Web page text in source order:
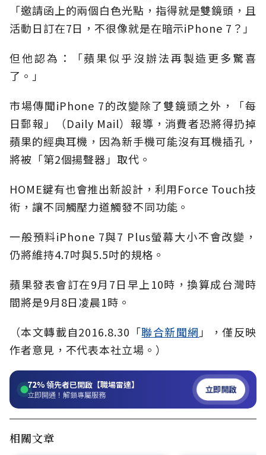
「邀請函上的兩個白色光點，指得就是雙鏡頭，且
活動日訂在7日，不很像就是在暗示iPhone 7？」
但他認為：「蘋果似乎沒辦法再製造更多驚喜
了。」
市場傳聞iPhone 7的改變除了雙鏡頭之外，「每
日郵報」（Daily Mail）報導，消費者恐將得扔掉
蘋果的經典耳機，因為新手機可能沒有耳機插孔，
將被「第2個揚聲器」取代。
HOME鍵有也會推出新設計，利用Force Touch技
術，讓不同觸壓力道觸發不同功能。
一般預料iPhone 7與7 Plus螢幕大小不會改變，
仍將維持4.7吋與5.5吋的規格。
蘋果發表會訂在9月7日早上10時，換算成台灣時
間將是9月8日凌晨1時。
（本文轉載自2016.8.30「聯合新聞網 」，僅反映
作者意見，不代表本社立場。）
72%領先者已開啟【職場雷達】
立即開通！解鎖專屬服務 立即開啟
相關文章